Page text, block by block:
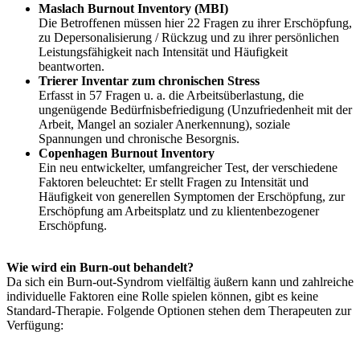
Maslach Burnout Inventory (MBI)
Die Betroffenen müssen hier 22 Fragen zu ihrer Erschöpfung,
zu Depersonalisierung / Rückzug und zu ihrer persönlichen
Leistungsfähigkeit nach Intensität und Häufigkeit
beantworten.
Trierer Inventar zum chronischen Stress
Erfasst in 57 Fragen u. a. die Arbeitsüberlastung, die
ungenügende Bedürfnisbefriedigung (Unzufriedenheit mit der
Arbeit, Mangel an sozialer Anerkennung), soziale
Spannungen und chronische Besorgnis.
Copenhagen Burnout Inventory
Ein neu entwickelter, umfangreicher Test, der verschiedene
Faktoren beleuchtet: Er stellt Fragen zu Intensität und
Häufigkeit von generellen Symptomen der Erschöpfung, zur
Erschöpfung am Arbeitsplatz und zu klientenbezogener
Erschöpfung.
Wie wird ein Burn-out behandelt?
Da sich ein Burn-out-Syndrom vielfältig äußern kann und zahlreiche
individuelle Faktoren eine Rolle spielen können, gibt es keine
Standard-Therapie. Folgende Optionen stehen dem Therapeuten zur
Verfügung: